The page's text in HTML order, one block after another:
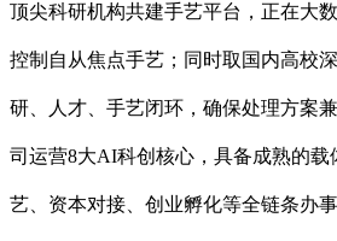
顶尖科研机构共建手艺平台，正在大
控制自从焦点手艺；同时取国内高校
研、人才、手艺闭环，确保处理方案
司运营8大AI科创核心，具备成熟的
艺、资本对接、创业孵化等全链条办